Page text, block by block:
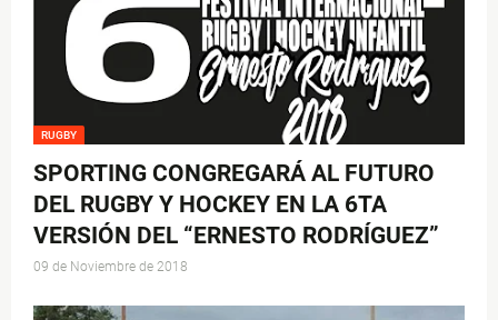
RUGBY
SPORTING CONGREGARÁ AL FUTURO
DEL RUGBY Y HOCKEY EN LA 6TA
VERSIÓN DEL “ERNESTO RODRÍGUEZ”
09 de Noviembre de 2018